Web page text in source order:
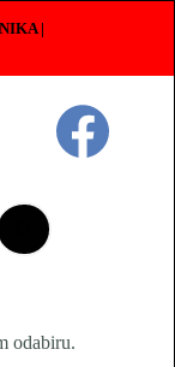
|
odabiru.